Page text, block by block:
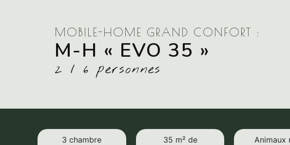
MOBILE-HOME GRAND CONFORT :
M-H « EVO 35 »
2 / 6 personnes
3 chambre
35 m² de
Animaux